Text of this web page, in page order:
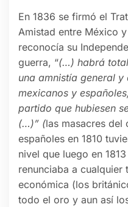
En 1836 se firmó el
Amistad entre México
reconocía su
guerra, “(…) habrá
una amnistía general
mexicanos y
partido que hubiesen
(…)” (las masacres
españoles en 1810
nivel que luego en
renunciaba a
económica (los
todo el oro y aun así